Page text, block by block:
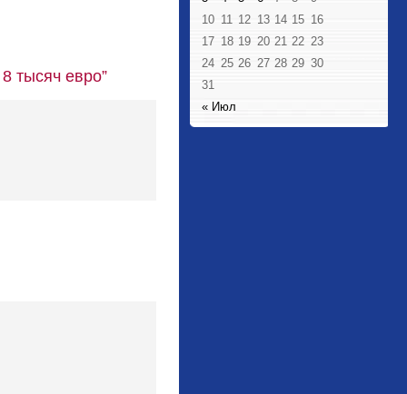
тысяч евро”
« Июл
10 11 12 13 14 15 16
17 18 19 20 21 22 23
24 25 26 27 28 29 30
31